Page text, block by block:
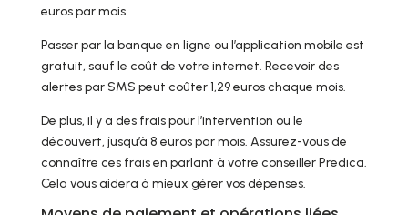
euros par mois.
Passer par la banque en ligne ou l’application mobile est
gratuit, sauf le coût de votre internet. Recevoir des
alertes par SMS peut coûter 1,29 euros chaque mois.
De plus, il y a des frais pour l’intervention ou le
découvert, jusqu’à 8 euros par mois. Assurez-vous de
connaître ces frais en parlant à votre conseiller Predica.
Cela vous aidera à mieux gérer vos dépenses.